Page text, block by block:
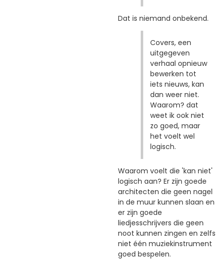
Dat is niemand onbekend.
Covers, een
uitgegeven
verhaal opnieuw
bewerken tot
iets nieuws, kan
dan weer niet.
Waarom? dat
weet ik ook niet
zo goed, maar
het voelt wel
logisch.
Waarom voelt die 'kan niet'
logisch aan? Er zijn goede
architecten die geen nagel
in de muur kunnen slaan en
er zijn goede
liedjesschrijvers die geen
noot kunnen zingen en zelfs
niet één muziekinstrument
goed bespelen.